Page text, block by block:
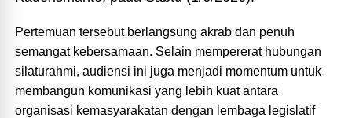
Pertemuan tersebut berlangsung akrab dan penuh
semangat kebersamaan. Selain mempererat hubungan
silaturahmi, audiensi ini juga menjadi momentum untuk
membangun komunikasi yang lebih kuat antara
organisasi kemasyarakatan dengan lembaga legislatif